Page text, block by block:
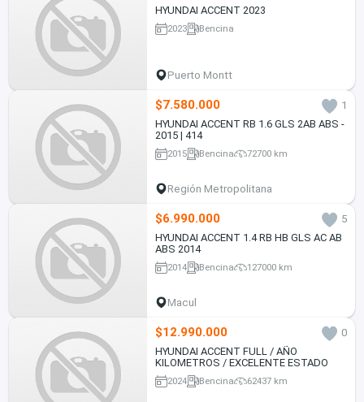
HYUNDAI ACCENT 2023
2023 Bencina
Puerto Montt
$7.580.000
1
HYUNDAI ACCENT RB 1.6 GLS 2AB ABS -
2015 | 414
2015 Bencina 72700 km
Región Metropolitana
$6.990.000
5
HYUNDAI ACCENT 1.4 RB HB GLS AC AB
ABS 2014
2014 Bencina 127000 km
Macul
$12.990.000
0
HYUNDAI ACCENT FULL / AÑO
KILOMETROS / EXCELENTE ESTADO
2024 Bencina 62437 km